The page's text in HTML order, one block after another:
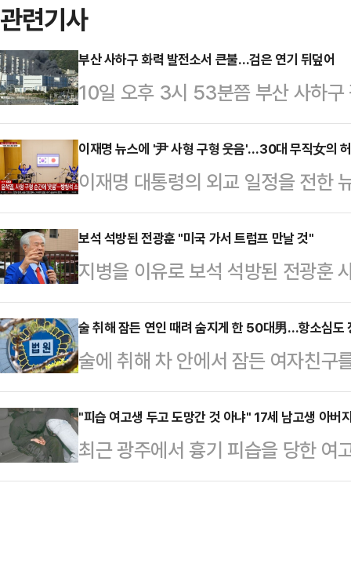
관련기사
부산 사하구 화력 발전소서 큰불…검은 연기 뒤덮어
10일 오후 3시 53분쯤 부산 사하
빛드림본부에서 불이 났다. 검은 연
랐다.부산소방재난본부는 "사하구
민은 외출을 자제하는 등 안전에
소방당국은 오후 4시 9분쯤 대응 1
방 인력 147명, 펌프카 등 48대 소
이재명 뉴스에 '尹 사형 구형 웃음'…30대 무직女의
이재명 대통령의 외교 일정을 전한
관련 허위 자막을 합성해 유포한
사이버범죄수사대는 업무방해와
불구속 입건해 수사하고 있다고 10
13일 국내 한 보도전문채널의 뉴스
작해 사회관계망서비스(SNS)에
방문 중이던 이 대통령이 드럼을 연
웃음…방청석 소…
보석 석방된 전광훈 "미국 가서 트럼프 만날 것"
지병을 이유로 보석 석방된 전광훈
겠다고 밝혀 논란이 일고 있다.전
배에 화상으로 등장해 “현재 출국
허가를 요청할 계획”이라고 밝혔다
트럼프 대통령을 만나기 위한 것이
거쳐 트럼프 대통령을 만나려는 것
부족하다”고 말했다.이어 “이재명
것”이라고 주장했다. …
술 취해 잠든 연인 때려 숨지게 한 50대男…항소심도
술에 취해 차 안에서 잠든 여자친구
부위를 수십 차례 때려 숨지게 한
았다.10일 법조계에 따르면 수원고
된 A씨의 항소심에서 검사와 피고
같은 징역 5년을 선고했다.A씨는
"피습 여고생 두고 도망간 것 아냐" 17세 남고생 아버
최근 광주에서 흉기 피습을 당한 여
상을 입은 고교생이 당시 상황을